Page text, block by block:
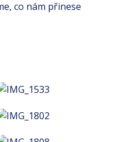
co nám přinese